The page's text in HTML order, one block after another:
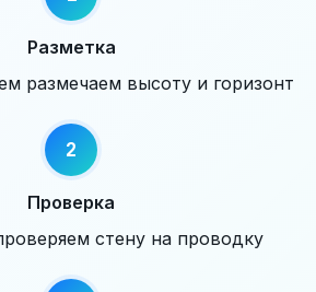
Разметка
размечаем высоту и горизонт
Проверка
стену на проводку